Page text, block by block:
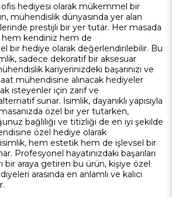
hediyesi olarak mükemmel bir
mühendislik dünyasında yer alan
prestijli bir yer tutar. Her masada
hem kendiniz hem de
bir hediye olarak değerlendirilebilir. Bu
sadece dekoratif bir aksesuar
kariyerinizdeki başarınızı ve
mühendisine alınacak hediyeler
isteyenler için zarif ve
sunar. İsimlik, dayanıklı yapısıyla
özel bir yer tutarken,
bağlılığı ve titizliği de en iyi şekilde
özel hediye olarak
hem estetik hem de işlevsel bir
Profesyonel hayatınızdaki başarıları
bir araya getiren bu ürün, kişiye özel
arasında en anlamlı ve kalıcı